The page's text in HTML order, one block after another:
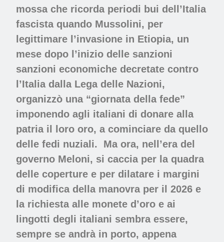
mossa che ricorda periodi bui dell’Italia
fascista quando Mussolini, per
legittimare l’invasione in Etiopia, un
mese dopo l’inizio delle sanzioni
sanzioni economiche decretate contro
l’Italia dalla Lega delle Nazioni,
organizzò una “giornata della fede”
imponendo agli italiani di donare alla
patria il loro oro, a cominciare da quello
delle fedi nuziali. Ma ora, nell’era del
governo Meloni, si caccia per la quadra
delle coperture e per dilatare i margini
di modifica della manovra per il 2026 e
la richiesta alle monete d’oro e ai
lingotti degli italiani sembra essere,
sempre se andrà in porto, appena